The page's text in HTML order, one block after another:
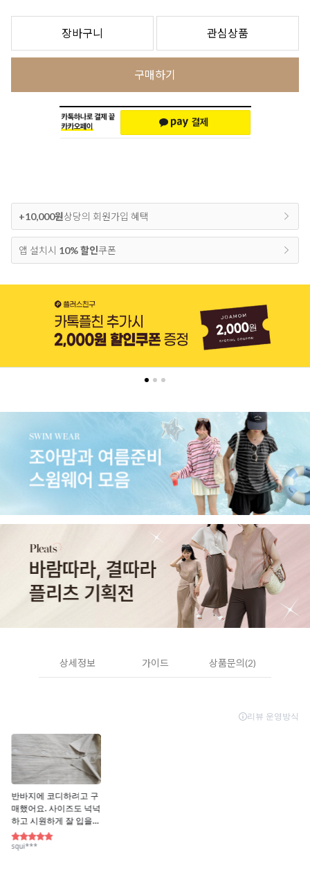
장바구니 관심상품
구매하기
+10,000원상당의 회원가입 혜택
앱 설치시 10% 할인쿠폰
상세정보 가이드 상품문의(2)